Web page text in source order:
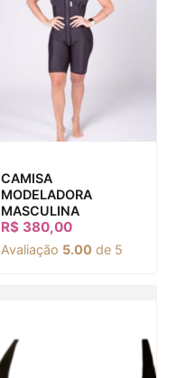
CAMISA
MODELADORA
MASCULINA
R$ 380,00
Avaliação 5.00 de 5